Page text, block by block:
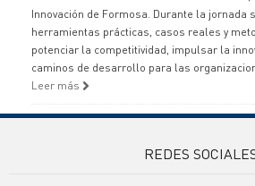
Innovación de Formosa. Durante la jornada
herramientas prácticas, casos reales y
potenciar la competitividad, impulsar la
caminos de desarrollo para las
Leer más
REDES